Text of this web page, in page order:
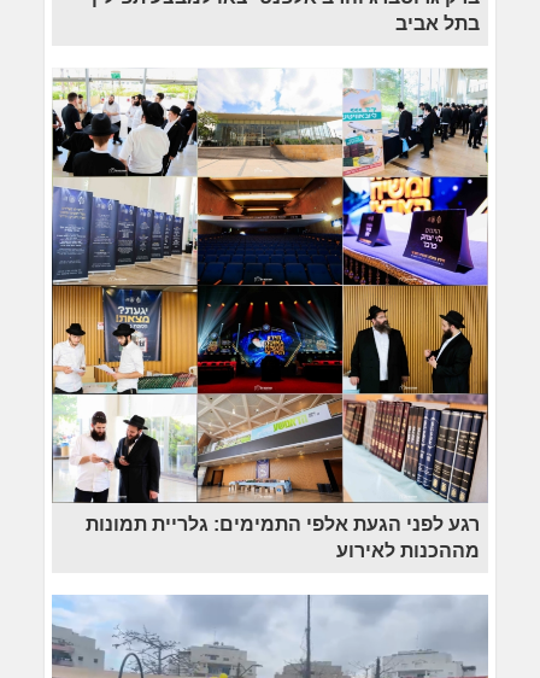
בתל אביב
רגע לפני הגעת אלפי התמימים: גלריית תמונות
מההכנות לאירוע